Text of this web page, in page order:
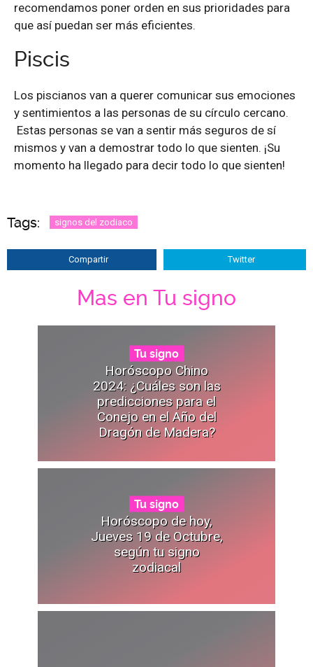
recomendamos poner orden en sus prioridades para
que así puedan ser más eficientes.
Piscis
Los piscianos van a querer comunicar sus emociones
y sentimientos a las personas de su círculo cercano.
Estas personas se van a sentir más seguros de sí
mismos y van a demostrar todo lo que sienten. ¡Su
momento ha llegado para decir todo lo que sienten!
Tags: signos del zodiaco
Compartir Twitter
Mas en Tu signo
Tu signo
Horóscopo Chino
2024: ¿Cuáles son las
predicciones para el
Conejo en el Año del
Dragón de Madera?
Tu signo
Horóscopo de hoy,
Jueves 19 de Octubre,
según tu signo
zodiacal